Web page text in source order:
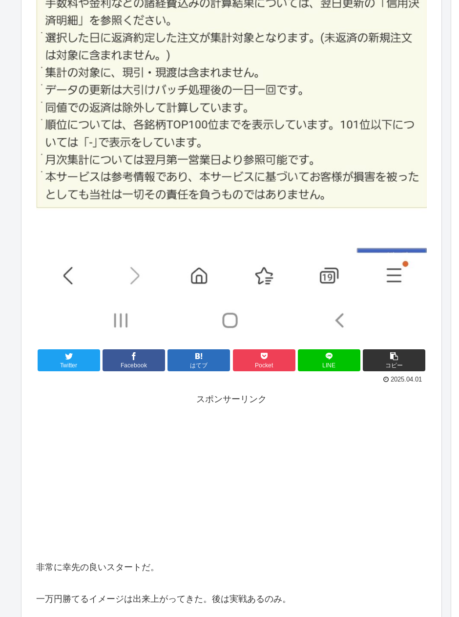
Twitter Facebook はてブ Pocket LINE コピー
2025.04.01
スポンサーリンク
非常に幸先の良いスタートだ。
一万円勝てるイメージは出来上がってきた。後は実戦あるのみ。